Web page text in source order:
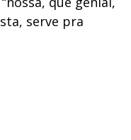
serve pra